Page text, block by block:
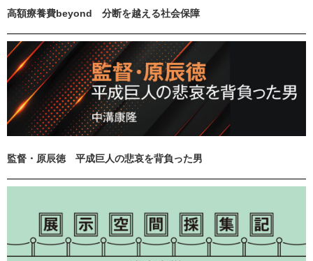
高額療養費beyond 分断を越える社会保障
監督・原辰徳 平成巨人の悲哀を背負った男